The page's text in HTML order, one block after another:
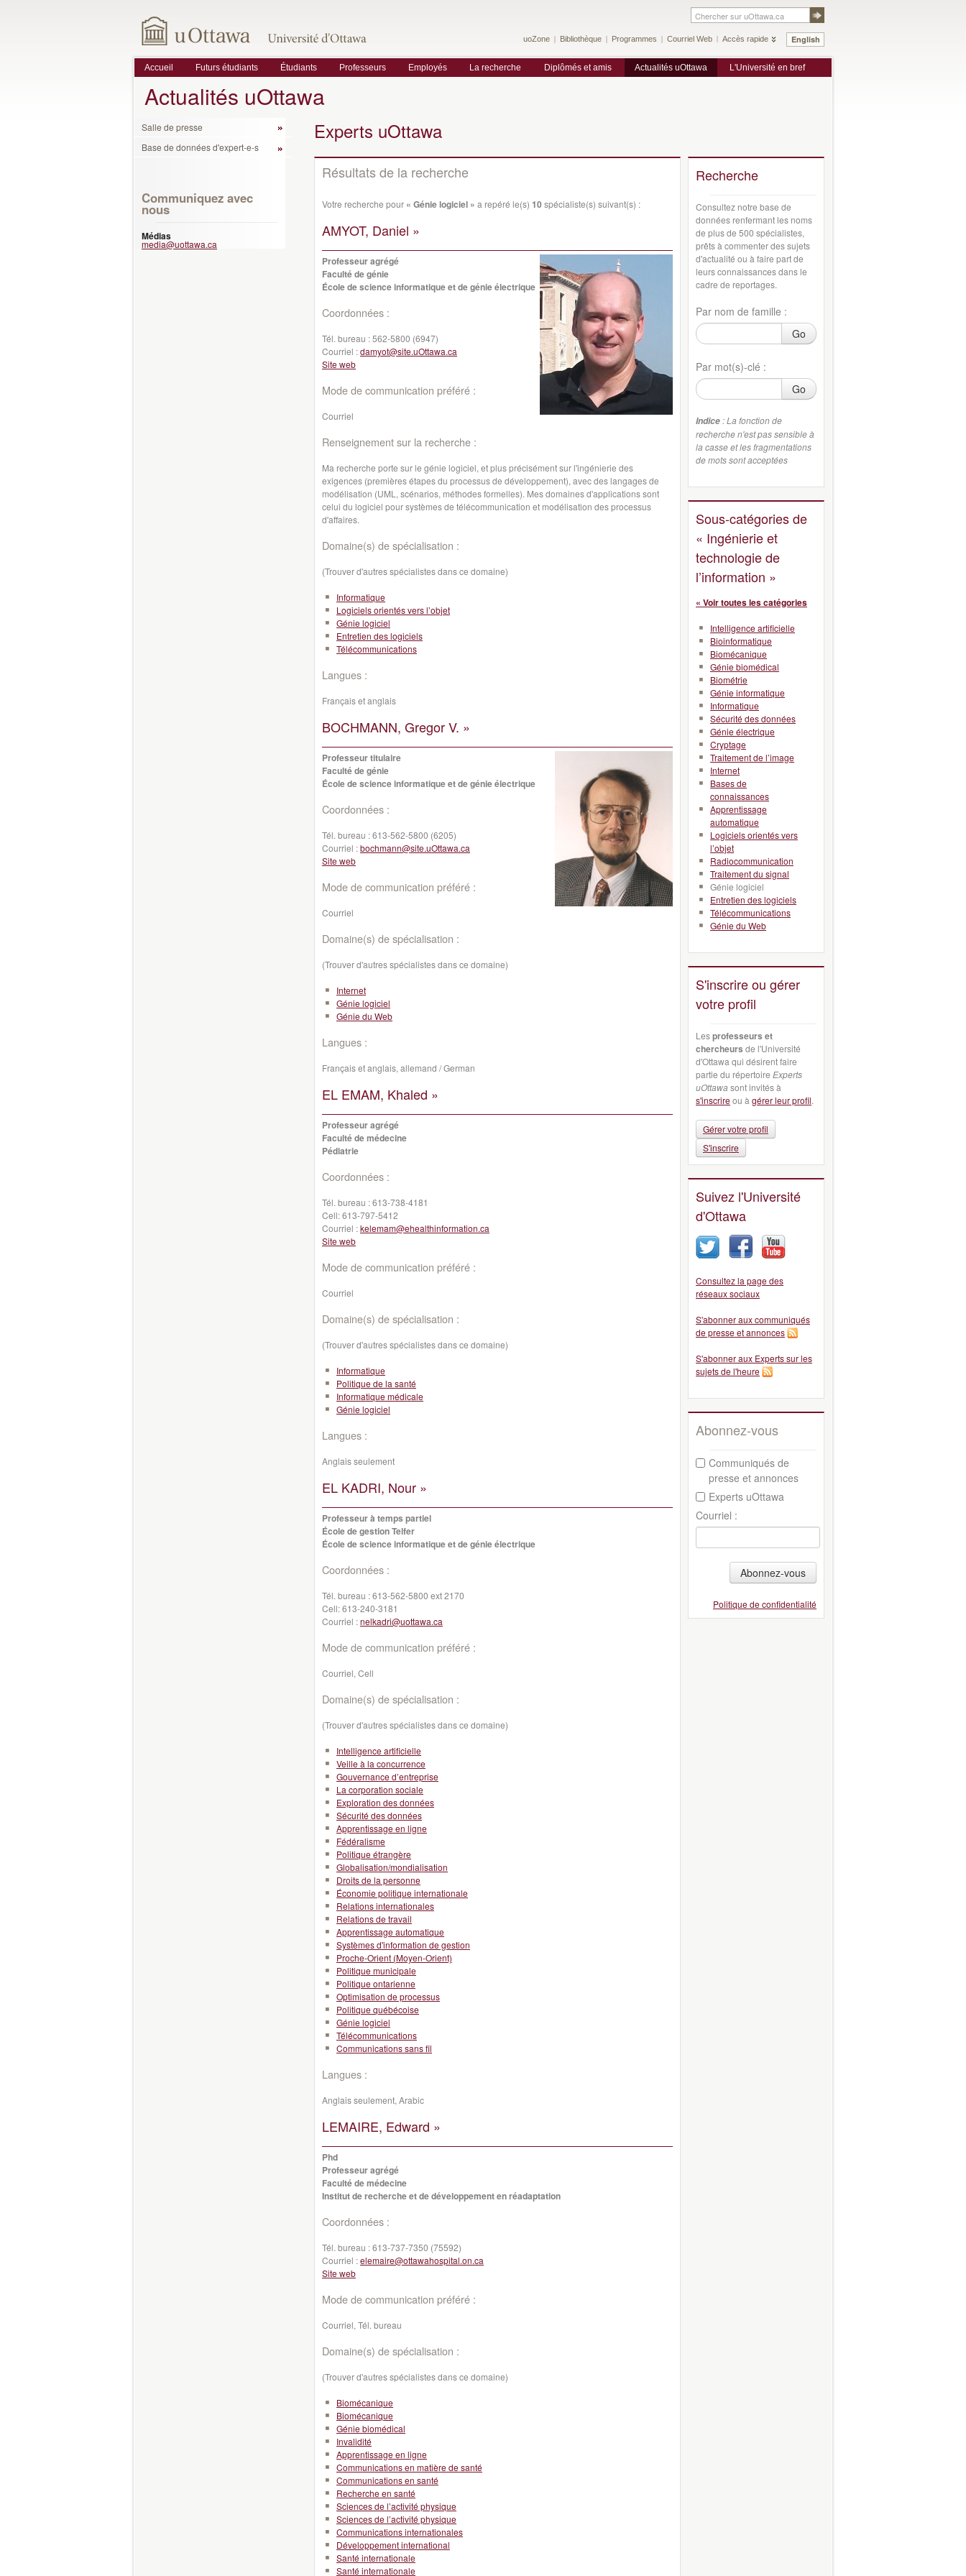
English
uoZone Bibliothèque Programmes Courriel Web Accès rapide
Accueil Futurs étudiants Étudiants Professeurs Employés La recherche Diplômés et amis Actualités uOttawa L'Université en bref
Actualités uOttawa
Salle de presse
Base de données d'expert-e-s
Communiquez avec
nous
Médias
media@uottawa.ca
Experts uOttawa
Résultats de la recherche
Votre recherche pour « Génie logiciel » a repéré le(s) 10 spécialiste(s) suivant(s) :
AMYOT, Daniel »
Professeur agrégé
Faculté de génie
École de science informatique et de génie électrique
Coordonnées :
Tél. bureau :562-5800 (6947)
Courriel :damyot@site.uOttawa.ca
Site web
Mode de communication préféré :
Courriel
Renseignement sur la recherche :
Ma recherche porte sur le génie logiciel, et plus précisément sur l'ingénierie des
exigences (premières étapes du processus de développement), avec des langages de
modélisation (UML, scénarios, méthodes formelles). Mes domaines d'applications sont
celui du logiciel pour systèmes de télécommunication et modélisation des processus
d'affaires.
Domaine(s) de spécialisation :
(Trouver d'autres spécialistes dans ce domaine)
Informatique
Logiciels orientés vers l’objet
Génie logiciel
Entretien des logiciels
Télécommunications
Langues :
Français et anglais
BOCHMANN, Gregor V. »
Professeur titulaire
Faculté de génie
École de science informatique et de génie électrique
Coordonnées :
Tél. bureau :613-562-5800 (6205)
Courriel :bochmann@site.uOttawa.ca
Site web
Mode de communication préféré :
Courriel
Domaine(s) de spécialisation :
(Trouver d'autres spécialistes dans ce domaine)
Internet
Génie logiciel
Génie du Web
Langues :
Français et anglais, allemand / German
EL EMAM, Khaled »
Professeur agrégé
Faculté de médecine
Pédiatrie
Coordonnées :
Tél. bureau :613-738-4181
Cell:613-797-5412
Courriel :kelemam@ehealthinformation.ca
Site web
Mode de communication préféré :
Courriel
Domaine(s) de spécialisation :
(Trouver d'autres spécialistes dans ce domaine)
Informatique
Politique de la santé
Informatique médicale
Génie logiciel
Langues :
Anglais seulement
EL KADRI, Nour »
Professeur à temps partiel
École de gestion Telfer
École de science informatique et de génie électrique
Coordonnées :
Tél. bureau :613-562-5800 ext 2170
Cell:613-240-3181
Courriel :nelkadri@uottawa.ca
Mode de communication préféré :
Courriel, Cell
Domaine(s) de spécialisation :
(Trouver d'autres spécialistes dans ce domaine)
Intelligence artificielle
Veille à la concurrence
Gouvernance d’entreprise
La corporation sociale
Exploration des données
Sécurité des données
Apprentissage en ligne
Fédéralisme
Politique étrangère
Globalisation/mondialisation
Droits de la personne
Économie politique internationale
Relations internationales
Relations de travail
Apprentissage automatique
Systèmes d'information de gestion
Proche-Orient (Moyen-Orient)
Politique municipale
Politique ontarienne
Optimisation de processus
Politique québécoise
Génie logiciel
Télécommunications
Communications sans fil
Langues :
Anglais seulement, Arabic
LEMAIRE, Edward »
Phd
Professeur agrégé
Faculté de médecine
Institut de recherche et de développement en réadaptation
Coordonnées :
Tél. bureau :613-737-7350 (75592)
Courriel :elemaire@ottawahospital.on.ca
Site web
Mode de communication préféré :
Courriel, Tél. bureau
Domaine(s) de spécialisation :
(Trouver d'autres spécialistes dans ce domaine)
Biomécanique
Biomécanique
Génie biomédical
Invalidité
Apprentissage en ligne
Communications en matière de santé
Communications en santé
Recherche en santé
Sciences de l’activité physique
Sciences de l’activité physique
Communications internationales
Développement international
Santé internationale
Santé internationale
Recherche
Consultez notre base de
données renfermant les noms
de plus de 500 spécialistes,
prêts à commenter des sujets
d'actualité ou à faire part de
leurs connaissances dans le
cadre de reportages.
Par nom de famille :
Go
Par mot(s)-clé :
Go
Indice : La fonction de
recherche n'est pas sensible à
la casse et les fragmentations
de mots sont acceptées
Sous-catégories de
« Ingénierie et
technologie de
l’information »
« Voir toutes les catégories
Intelligence artificielle
Bioinformatique
Biomécanique
Génie biomédical
Biométrie
Génie informatique
Informatique
Sécurité des données
Génie électrique
Cryptage
Traitement de l’image
Internet
Bases de
connaissances
Apprentissage
automatique
Logiciels orientés vers
l’objet
Radiocommunication
Traitement du signal
Génie logiciel
Entretien des logiciels
Télécommunications
Génie du Web
S'inscrire ou gérer
votre profil
Lesprofesseurs et
chercheurs de l'Université
d'Ottawa qui désirent faire
partie du répertoire Experts
uOttawa sont invités à
s'inscrireou à gérer leur profil.
Gérer votre profil
S'inscrire
Suivez l'Université
d'Ottawa
Consultez la page des
réseaux sociaux
S'abonner aux communiqués
de presse et annonces
S'abonner aux Experts sur les
sujets de l'heure
Abonnez-vous
Communiqués de
presse et annonces
Experts uOttawa
Courriel :
Abonnez-vous
Politique de confidentialité